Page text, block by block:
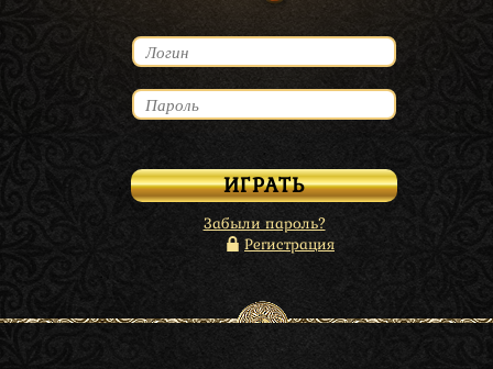
Забыли пароль?
Регистрация